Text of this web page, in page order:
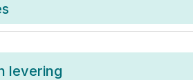
levering